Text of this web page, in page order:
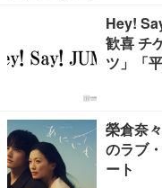
Hey!
歓喜 チ
ツ」「
榮倉奈
のラブ
ート